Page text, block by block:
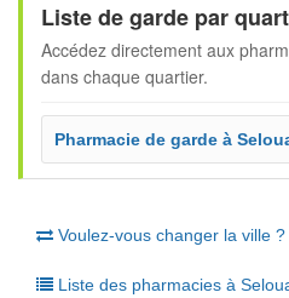
Liste de garde par
Accédez directement aux
dans chaque quartier.
Pharmacie de garde à
Voulez-vous changer la ville ?
Liste des pharmacies à